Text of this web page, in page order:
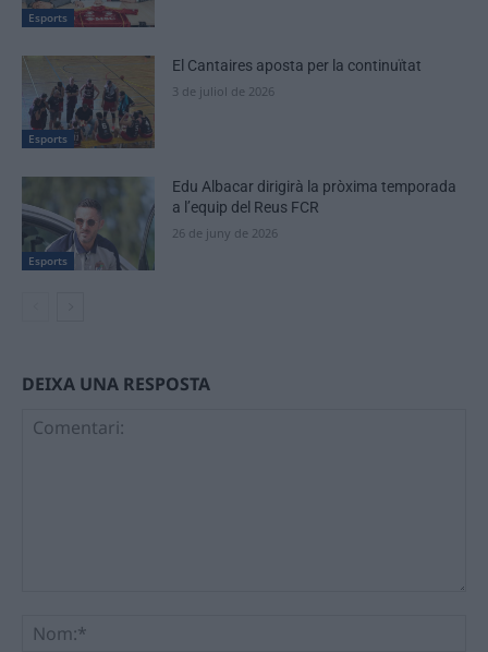
Esports
Esports
El Cantaires aposta per la continuïtat
3 de juliol de 2026
Esports
Edu Albacar dirigirà la pròxima temporada
a l’equip del Reus FCR
26 de juny de 2026
DEIXA UNA RESPOSTA